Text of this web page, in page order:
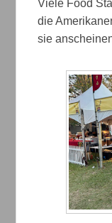
Viele Food
die
sie